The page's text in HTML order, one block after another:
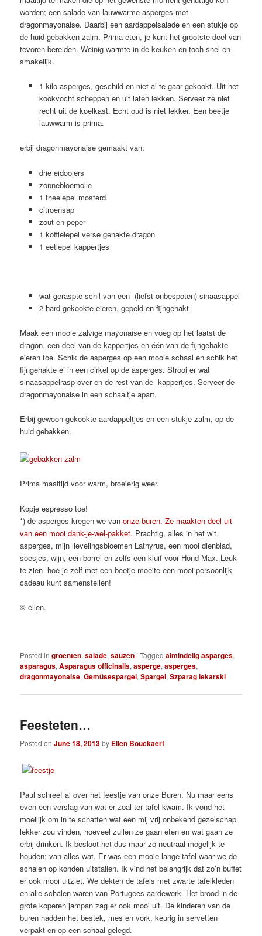
worden; een salade van lauwwarme asperges met
dragonmayonaise. Daarbij een aardappelsalade en een stukje op
de huid gebakken zalm. Prima eten, je kunt het grootste deel van
tevoren bereiden. Weinig warmte in de keuken en toch snel en
smakelijk.
1 kilo asperges, geschild en niet al te gaar gekookt. Uit het
kookvocht scheppen en uit laten lekken. Serveer ze niet
recht uit de koelkast. Echt oud is niet lekker. Een beetje
lauwwarm is prima.
erbij dragonmayonaise gemaakt van:
drie eidooiers
zonnebloemolie
1 theelepel mosterd
citroensap
zout en peper
1 koffielepel verse gehakte dragon
1 eetlepel kappertjes
wat geraspte schil van een (liefst onbespoten) sinaasappel
2 hard gekookte eieren, gepeld en fijngehakt
Maak een mooie zalvige mayonaise en voeg op het laatst de
dragon, een deel van de kappertjes en één van de fijngehakte
eieren toe. Schik de asperges op een mooie schaal en schik het
fijngehakte ei in een cirkel op de asperges. Strooi er wat
sinaasappelrasp over en de rest van de kappertjes. Serveer de
dragonmayonaise in een schaaltje apart.
Erbij gewoon gekookte aardappeltjes en een stukje zalm, op de
huid gebakken.
Prima maaltijd voor warm, broeierig weer.
Kopje espresso toe!
*) de asperges kregen we vanonze buren. Ze maakten deel uit
van een mooi dank-je-wel-pakket. Prachtig, alles in het wit,
asperges, mijn lievelingsbloemen Lathyrus, een mooi dienblad,
soesjes, wijn, een borrel en zelfs een kluif voor Hond Max. Leuk
te zien hoe je zelf met een beetje moeite een mooi persoonlijk
cadeau kunt samenstellen!
© ellen.
Posted in groenten,salade,sauzen |Tagged almindelig asparges,
asparagus,Asparagus officinalis,asperge,asperges,
dragonmayonaise,Gemüsespargel,Spargel,Szparag lekarski
Feesteten…
Posted onJune 18, 2013by Ellen Bouckaert
Paul schreef al over het feestje van onze Buren. Nu maar eens
even een verslag van wat er zoal ter tafel kwam. Ik vond het
moeilijk om in te schatten wat een mij vrij onbekend gezelschap
lekker zou vinden, hoeveel zullen ze gaan eten en wat gaan ze
erbij drinken. Ik besloot het dus maar zo neutraal mogelijk te
houden; van alles wat. Er was een mooie lange tafel waar we de
schalen op konden uitstallen. Ik vind het belangrijk dat zo’n buffet
er ook mooi uitziet. We dekten de tafels met zwarte tafelkleden
en alle schalen waren van Portugees aardewerk. Het brood in de
grote koperen jampan zag er ook mooi uit. De kinderen van de
buren hadden het bestek, mes en vork, keurig in servetten
verpakt en op een schaal gelegd.